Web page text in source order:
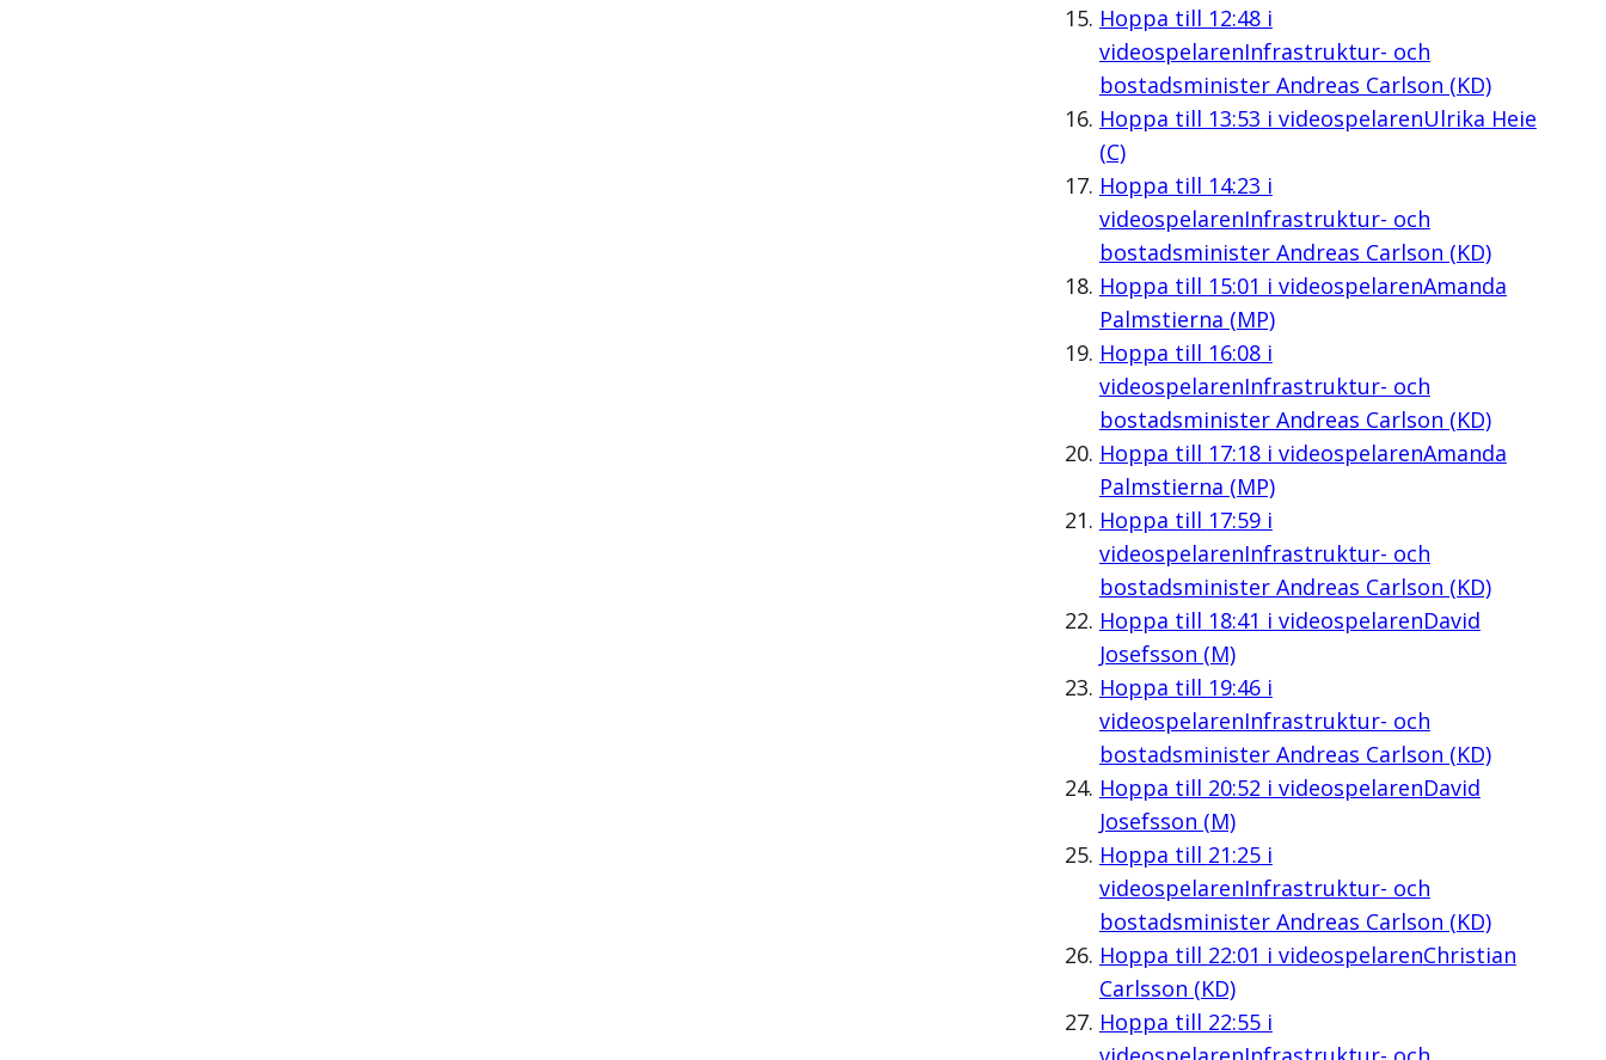
Hoppa till 12:48i
videospelarenInfrastruktur- och
bostadsminister Andreas Carlson (KD)
Hoppa till 13:53 i videospelarenUlrika Heie
(C)
Hoppa till 14:23 i
videospelarenInfrastruktur- och
bostadsminister Andreas Carlson (KD)
Hoppa till 15:01 i videospelarenAmanda
Palmstierna (MP)
Hoppa till 16:08i
videospelarenInfrastruktur- och
bostadsminister Andreas Carlson (KD)
Hoppa till 17:18i videospelarenAmanda
Palmstierna (MP)
Hoppa till 17:59i
videospelarenInfrastruktur- och
bostadsminister Andreas Carlson (KD)
Hoppa till 18:41 i videospelarenDavid
Josefsson (M)
Hoppa till 19:46i
videospelarenInfrastruktur- och
bostadsminister Andreas Carlson (KD)
Hoppa till 20:52 i videospelarenDavid
Josefsson (M)
Hoppa till 21:25i
videospelarenInfrastruktur- och
bostadsminister Andreas Carlson (KD)
Hoppa till 22:01 i videospelarenChristian
Carlsson (KD)
Hoppa till 22:55i